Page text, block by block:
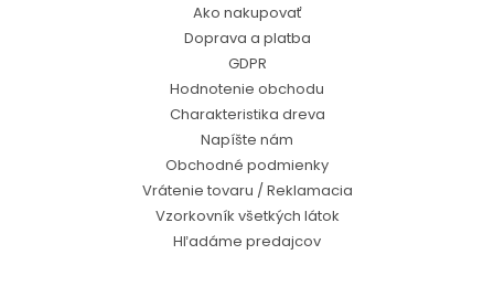
Ako nakupovať
Doprava a platba
GDPR
Hodnotenie obchodu
Charakteristika dreva
Napíšte nám
Obchodné podmienky
Vrátenie tovaru / Reklamacia
Vzorkovník všetkých látok
Hľadáme predajcov